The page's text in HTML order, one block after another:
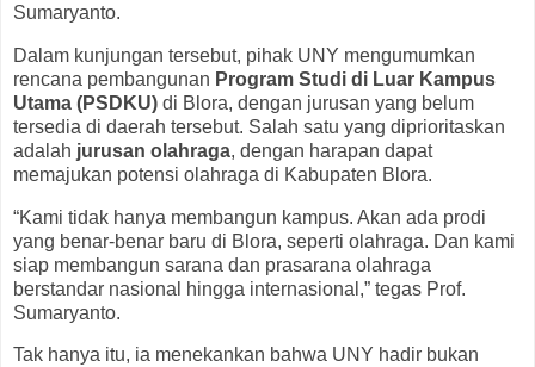
Sumaryanto.
Dalam kunjungan tersebut, pihak UNY mengumumkan
rencana pembangunan Program Studi di Luar Kampus
Utama (PSDKU) di Blora, dengan jurusan yang belum
tersedia di daerah tersebut. Salah satu yang diprioritaskan
adalah jurusan olahraga, dengan harapan dapat
memajukan potensi olahraga di Kabupaten Blora.
“Kami tidak hanya membangun kampus. Akan ada prodi
yang benar-benar baru di Blora, seperti olahraga. Dan kami
siap membangun sarana dan prasarana olahraga
berstandar nasional hingga internasional,” tegas Prof.
Sumaryanto.
Tak hanya itu, ia menekankan bahwa UNY hadir bukan